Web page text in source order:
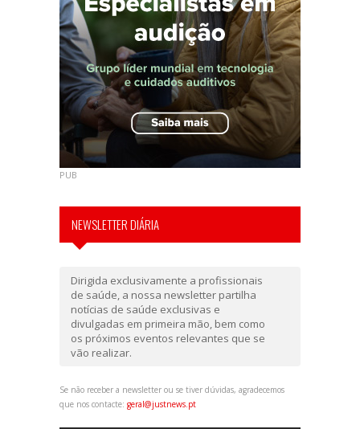
PUB
NEWSLETTER DIÁRIA
Dirigida exclusivamente a profissionais
de saúde, a nossa newsletter partilha
notícias de saúde exclusivas e
divulgadas em primeira mão, bem como
os próximos eventos relevantes que se
vão realizar.
Se não receber a newsletter ou se tiver dúvidas, agradecemos
que nos contacte: geral@justnews.pt